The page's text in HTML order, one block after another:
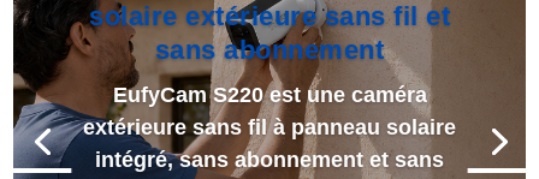
solaire extérieure sans fil et
sans abonnement
EufyCam S220 est une caméra
extérieure sans fil à panneau solaire
intégré, sans abonnement et sans